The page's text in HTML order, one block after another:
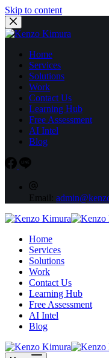
Skip to content
Home
Services
Solutions
Work
Contact Us
Learning Hub
Free Assessment
AI Intel
Blog
Email:
Home
Services
Solutions
Work
Contact Us
Learning Hub
Free Assessment
AI Intel
Blog